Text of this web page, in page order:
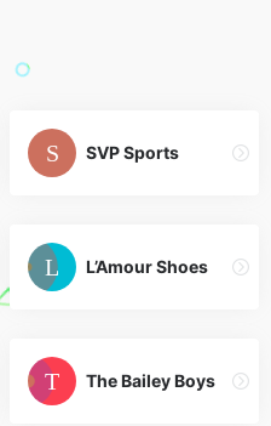
SVP Sports
L’Amour Shoes
The Bailey Boys